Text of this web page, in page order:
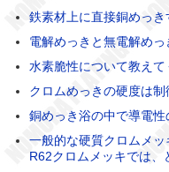
鉄素材上に直接銅めっき
電解めっきと無電解めっ
水素脆性について教えて
クロムめっきの硬度は制
銅めっき浴の中で導電性
一般的な硬質クロムメ
R62クロムメッキでは、